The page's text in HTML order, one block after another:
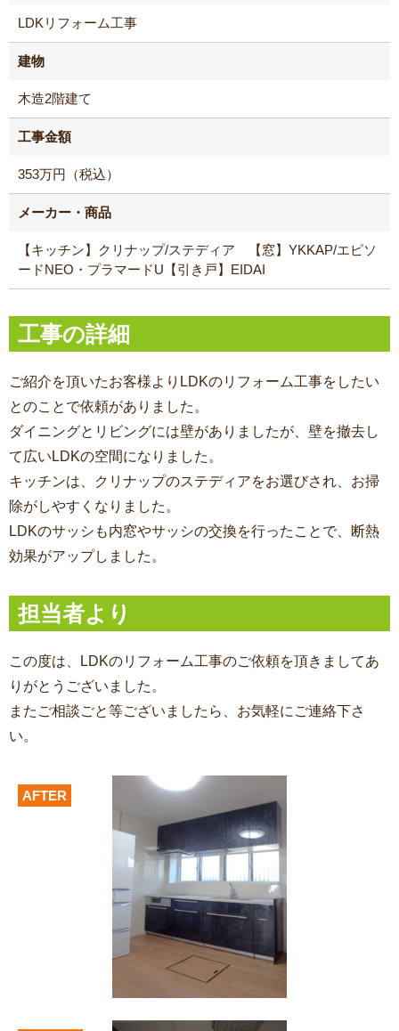
LDKリフォーム工事
建物
木造2階建て
工事金額
353万円（税込）
メーカー・商品
【キッチン】クリナップ/ステディア 【窓】YKKAP/エピソ
ードNEO・プラマードU【引き戸】EIDAI
工事の詳細
ご紹介を頂いたお客様よりLDKのリフォーム工事をしたい
とのことで依頼がありました。
ダイニングとリビングには壁がありましたが、壁を撤去し
て広いLDKの空間になりました。
キッチンは、クリナップのステディアをお選びされ、お掃
除がしやすくなりました。
LDKのサッシも内窓やサッシの交換を行ったことで、断熱
効果がアップしました。
担当者より
この度は、LDKのリフォーム工事のご依頼を頂きましてあ
りがとうございました。
またご相談ごと等ございましたら、お気軽にご連絡下さ
い。
AFTER